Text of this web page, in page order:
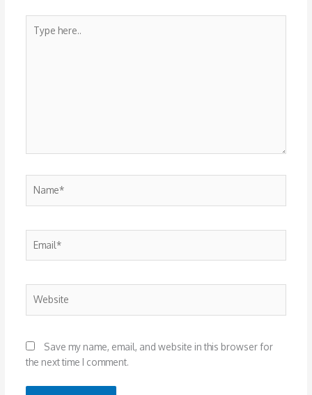
here..
Save my name, email, and website in this browser for
the next time I comment.